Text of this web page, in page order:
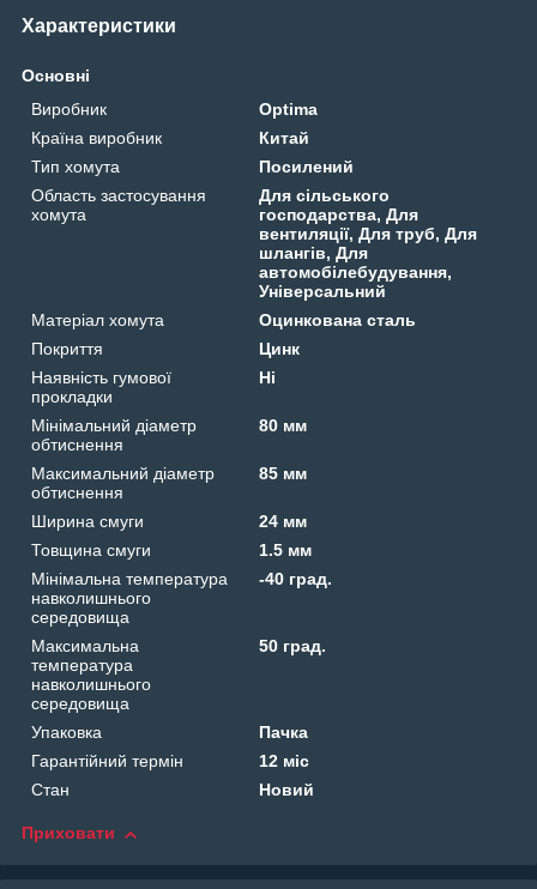
Характеристики
Основні
Виробник
Optima
Країна виробник
Китай
Тип хомута
Посилений
Область застосування
хомута
Для сільського
господарства, Для
вентиляції, Для труб, Для
шлангів, Для
автомобілебудування,
Універсальний
Матеріал хомута
Оцинкована сталь
Покриття
Цинк
Наявність гумової
прокладки
Ні
Мінімальний діаметр
обтиснення
80 мм
Максимальний діаметр
обтиснення
85 мм
Ширина смуги
24 мм
Товщина смуги
1.5 мм
Мінімальна температура
навколишнього
середовища
-40 град.
Максимальна
температура
навколишнього
середовища
50 град.
Упаковка
Пачка
Гарантійний термін
12 міс
Стан
Новий
Приховати